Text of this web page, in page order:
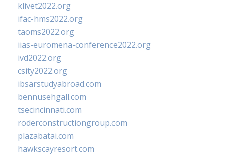
klivet2022.org
ifac-hms2022.org
taoms2022.org
iias-euromena-conference2022.org
ivd2022.org
csity2022.org
ibsarstudyabroad.com
bennusehgall.com
tsecincinnati.com
roderconstructiongroup.com
plazabatai.com
hawkscayresort.com